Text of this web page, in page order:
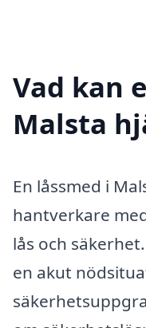
Vad kan
Malsta
En låssmed i
hantverkare
lås och
en akut